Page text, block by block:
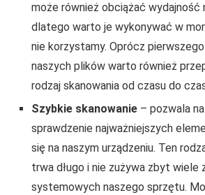
może również obciążać wydajność
dlatego warto je wykonywać w
nie korzystamy. Oprócz
naszych plików warto również
rodzaj skanowania od czasu do
Szybkie skanowanie – pozwala
sprawdzenie najważniejszych
się na naszym urządzeniu. Ten
trwa długo i nie zużywa zbyt wiele
systemowych naszego sprzętu.